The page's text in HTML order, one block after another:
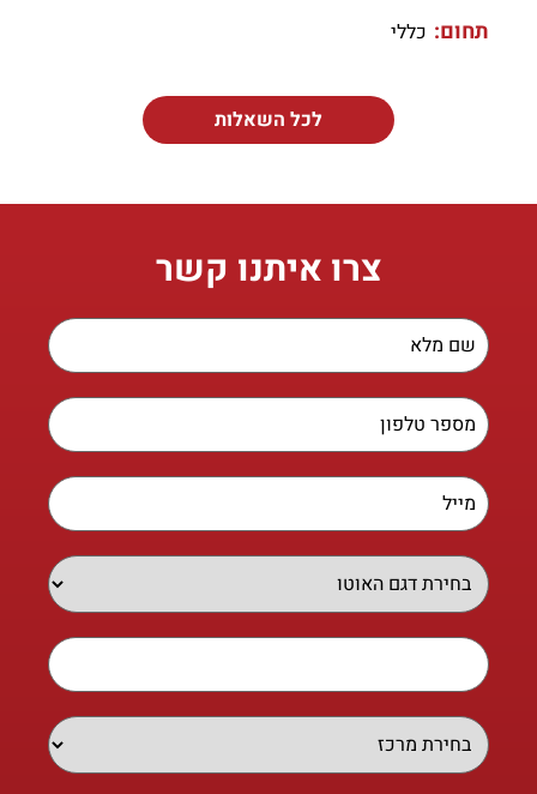
תחום: כללי
לכל השאלות
צרו איתנו קשר